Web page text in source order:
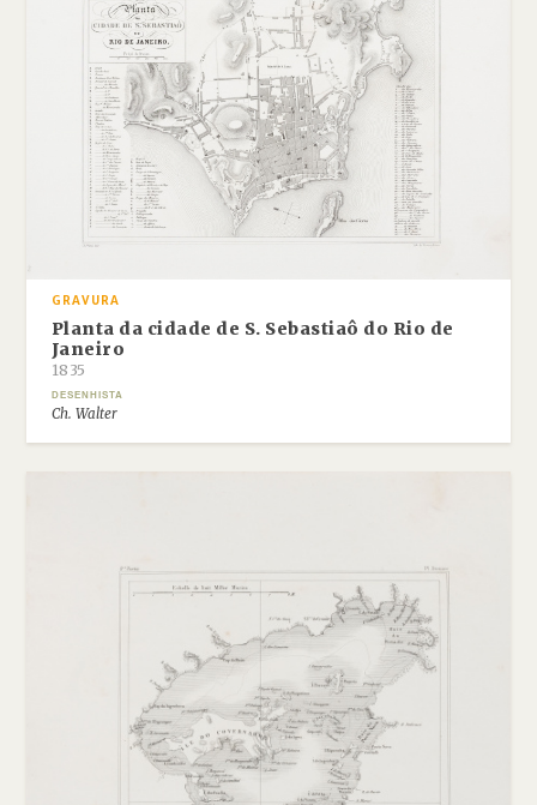
GRAVURA
Planta da cidade de S. Sebastiaô do Rio de
Janeiro
1835
DESENHISTA
Ch. Walter